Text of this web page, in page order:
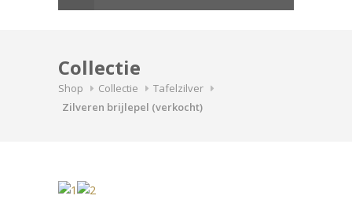
Collectie
Shop Collectie
Tafelzilver
Zilveren brijlepel (verkocht)